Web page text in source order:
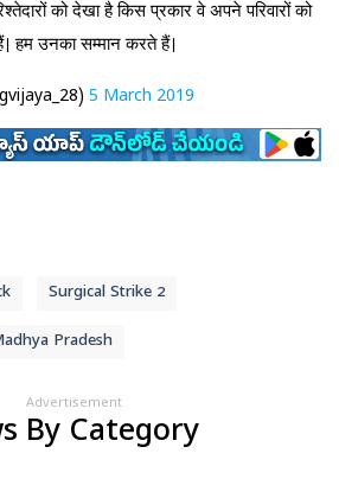
को देखा है किस प्रकार वे अपने परिवारों को
हम उनका सम्मान करते हैं।
5 March 2019
Surgical Strike 2
Pradesh
Advertisement
By Category